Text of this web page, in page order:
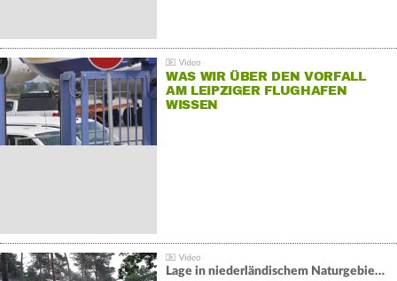
WAS WIR ÜBER DEN VORFALL
AM LEIPZIGER FLUGHAFEN
WISSEN
Lage in niederländischem Naturgebiet stabil